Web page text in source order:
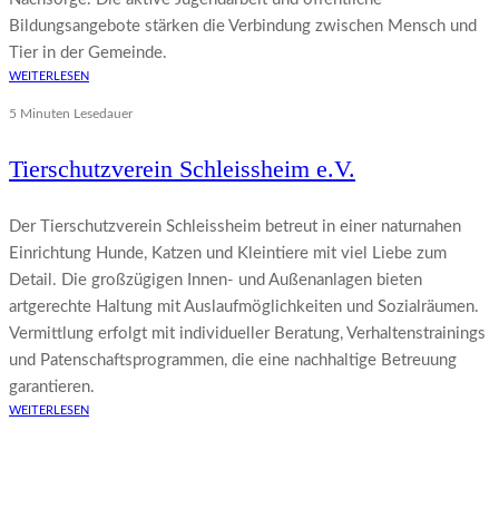
Bildungsangebote stärken die Verbindung zwischen Mensch und
Tier in der Gemeinde.
WEITERLESEN
5 Minuten Lesedauer
Tierschutzverein Schleissheim e.V.
Der Tierschutzverein Schleissheim betreut in einer naturnahen
Einrichtung Hunde, Katzen und Kleintiere mit viel Liebe zum
Detail. Die großzügigen Innen- und Außenanlagen bieten
artgerechte Haltung mit Auslaufmöglichkeiten und Sozialräumen.
Vermittlung erfolgt mit individueller Beratung, Verhaltenstrainings
und Patenschaftsprogrammen, die eine nachhaltige Betreuung
garantieren.
WEITERLESEN